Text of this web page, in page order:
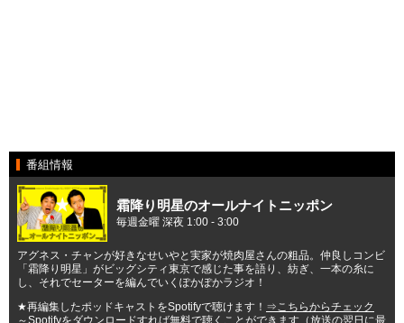
番組情報
霜降り明星のオールナイトニッポン
毎週金曜 深夜 1:00 - 3:00
アグネス・チャンが好きなせいやと実家が焼肉屋さんの粗品。仲良しコンビ
「霜降り明星」がビッグシティ東京で感じた事を語り、紡ぎ、一本の糸に
し、それでセーターを編んでいくぽかぽかラジオ！
★再編集したポッドキャストをSpotifyで聴けます！ ⇒こちらからチェック
～Spotifyをダウンロードすれば無料で聴くことができます（放送の翌日に最